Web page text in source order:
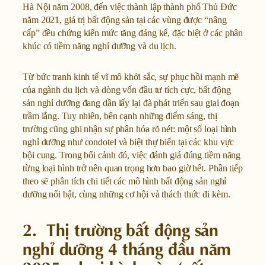
Hà Nội năm 2008, đến việc thành lập thành phố Thủ Đức
năm 2021, giá trị bất động sản tại các vùng được “nâng
cấp” đều chứng kiến mức tăng đáng kể, đặc biệt ở các phân
khúc có tiềm năng nghỉ dưỡng và du lịch.
Từ bức tranh kinh tế vĩ mô khởi sắc, sự phục hồi mạnh mẽ
của ngành du lịch và dòng vốn đầu tư tích cực, bất động
sản nghỉ dưỡng đang dần lấy lại đà phát triển sau giai đoạn
trầm lắng. Tuy nhiên, bên cạnh những điểm sáng, thị
trường cũng ghi nhận sự phân hóa rõ nét: một số loại hình
nghỉ dưỡng như condotel và biệt thự biển tại các khu vực
bội cung. Trong bối cảnh đó, việc đánh giá đúng tiềm năng
từng loại hình trở nên quan trọng hơn bao giờ hết. Phần tiếp
theo sẽ phân tích chi tiết các mô hình bất động sản nghỉ
dưỡng nổi bật, cùng những cơ hội và thách thức đi kèm.
2. Thị trường bất động sản
nghỉ dưỡng 4 tháng đầu năm